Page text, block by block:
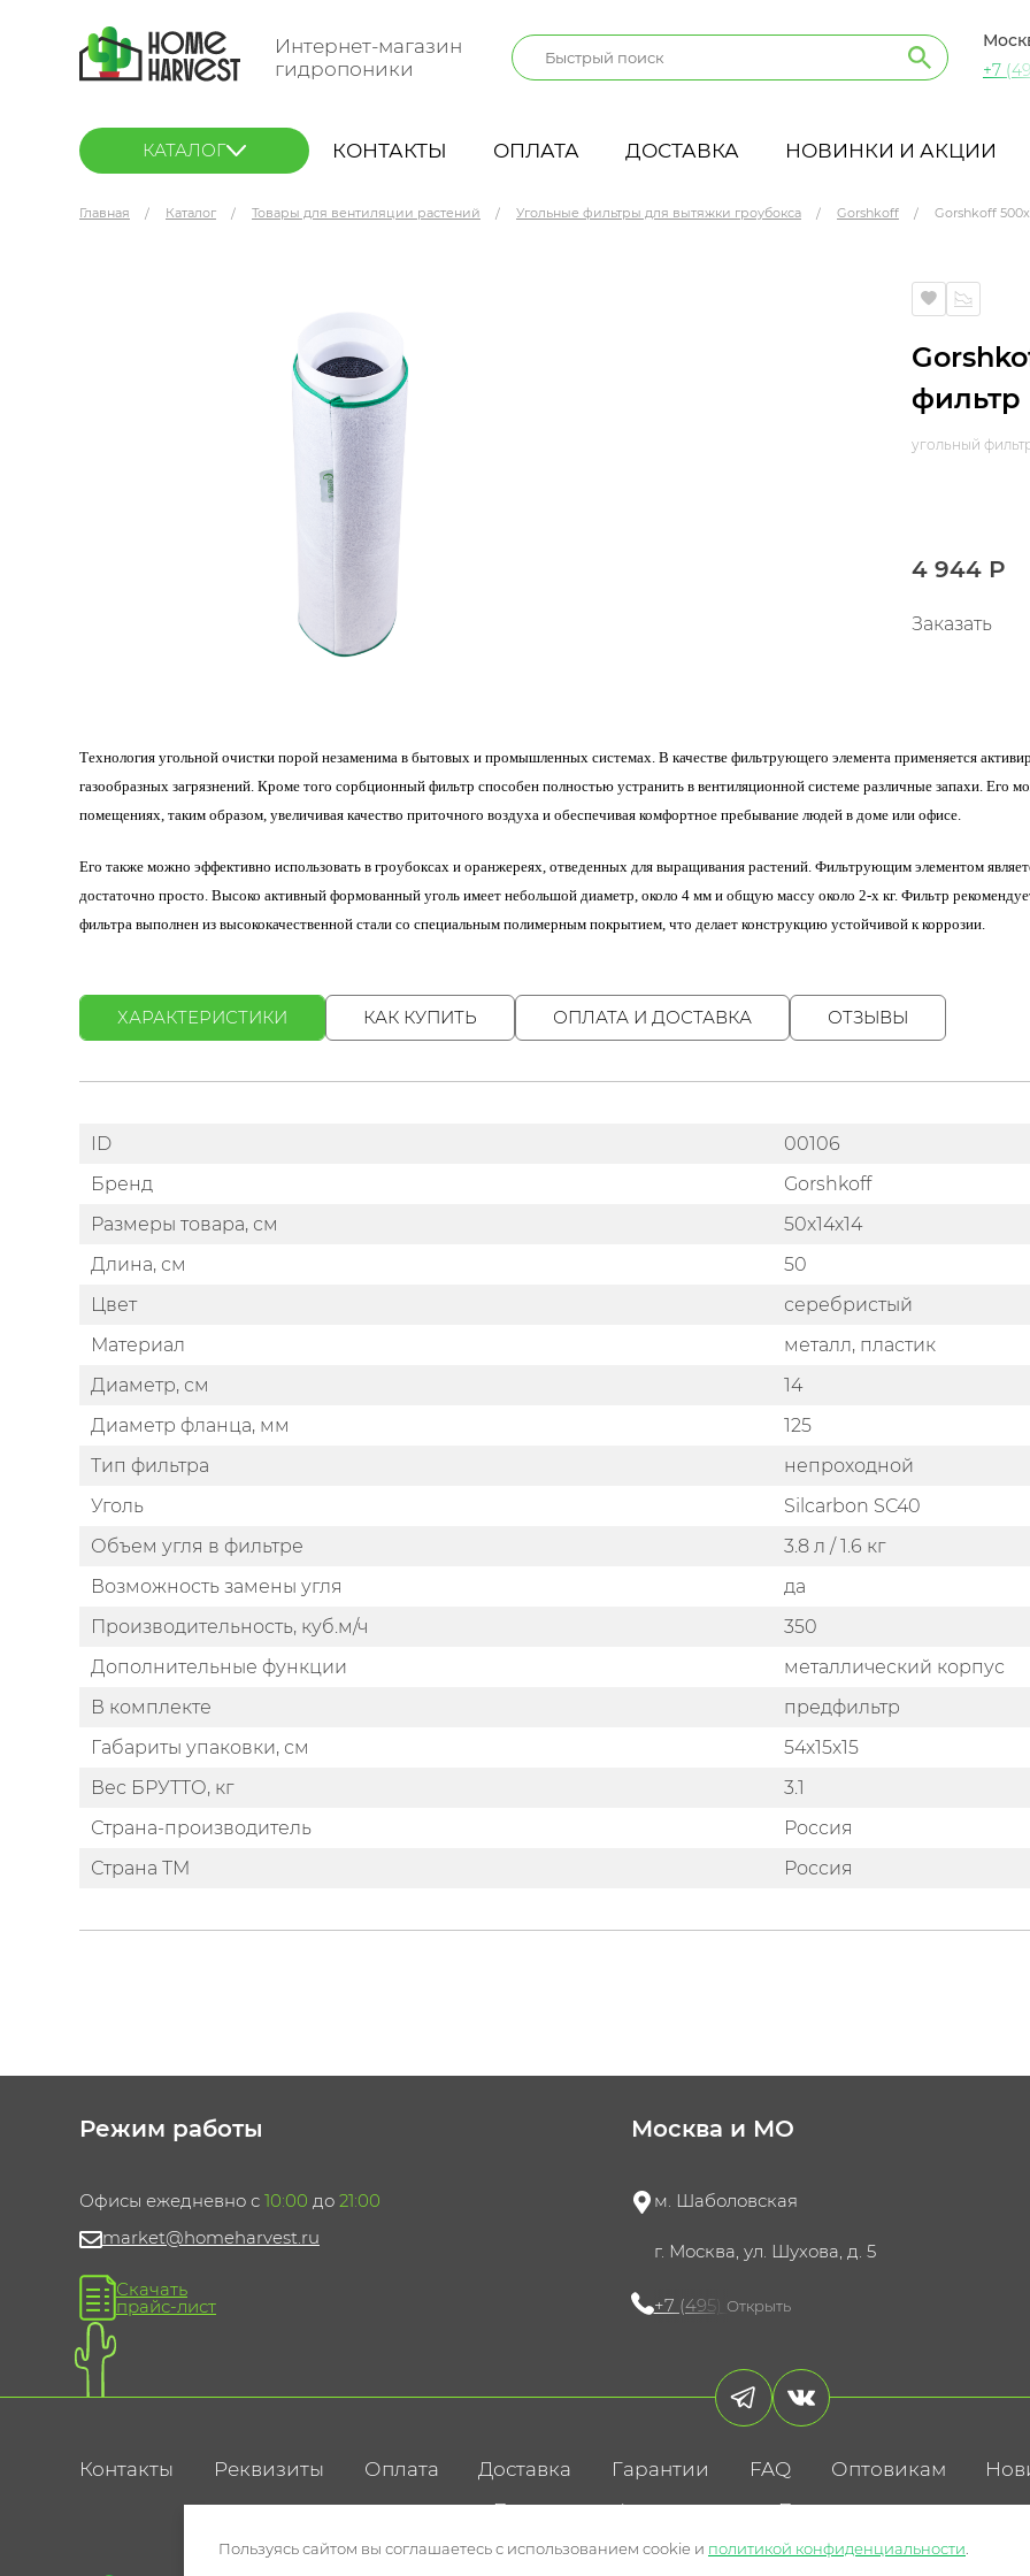
Интернет-магазин
гидропоники
+7
КАТАЛОГ КОНТАКТЫ ОПЛАТА ДОСТАВКА НОВИНКИ И АКЦИИ
Главная Каталог Товары для вентиляции растений Угольные фильтры для вытяжки гроубокса Gorshkoff Gorshkoff
фильтр
угольный
4 944 Р
Заказать
Технология угольной очистки порой незаменима в бытовых и промышленных системах. В качестве фильтрующего элемента применяется
газообразных загрязнений. Кроме того сорбционный фильтр способен полностью устранить в вентиляционной системе различные запахи.
помещениях, таким образом, увеличивая качество приточного воздуха и обеспечивая комфортное пребывание людей в доме или офисе.
Его также можно эффективно использовать в гроубоксах и оранжереях, отведенных для выращивания растений. Фильтрующим элементом
достаточно просто. Высоко активный формованный уголь имеет небольшой диаметр, около 4 мм и общую массу около 2-х кг. Фильтр
фильтра выполнен из высококачественной стали со специальным полимерным покрытием, что делает конструкцию устойчивой к коррозии.
ХАРАКТЕРИСТИКИ КАК КУПИТЬ ОПЛАТА И ДОСТАВКА ОТЗЫВЫ
ID
00106
Бренд
Gorshkoff
Размеры товара, см
50х14х14
Длина, см
50
Цвет
серебристый
Материал
металл, пластик
Диаметр, см
14
Диаметр фланца, мм
125
Тип фильтра
непроходной
Уголь
Silcarbon SC40
Объем угля в фильтре
3.8 л / 1.6 кг
Возможность замены угля
да
Производительность, куб.м/ч
350
Дополнительные функции
металлический корпус
В комплекте
предфильтр
Габариты упаковки, см
54х15х15
Вес БРУТТО, кг
3.1
Страна-производитель
Россия
Страна ТМ
Россия
Режим работы
Офисы ежедневно с 10:00 до 21:00
market@homeharvest.ru
Скачать
прайс-лист
Москва и МО
м. Шаболовская
г. Москва, ул. Шухова, д. 5
+7 (495) 721-60-15
Открыть
Контакты Реквизиты Оплата Доставка Гарантии FAQ Оптовикам
Политика конфиденциальностиПользовательское
Пользуясь сайтом вы соглашаетесь с использованием cookie и политикой конфиденциальности